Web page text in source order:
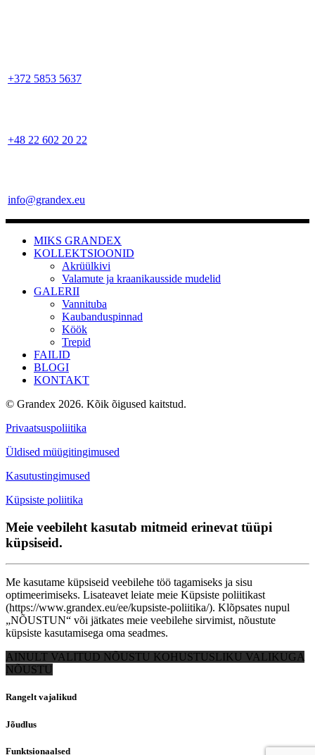
+372 5853 5637
+48 22 602 20 22
info@grandex.eu
MIKS GRANDEX
KOLLEKTSIOONID
Akrüülkivi
Valamute ja kraanikausside mudelid
GALERII
Vannituba
Kaubanduspinnad
Köök
Trepid
FAILID
BLOGI
KONTAKT
© Grandex 2026. Kõik õigused kaitstud.
Privaatsuspoliitika
Üldised müügitingimused
Kasutustingimused
Küpsiste poliitika
Meie veebileht kasutab mitmeid erinevat tüüpi
küpsiseid.
Me kasutame küpsiseid veebilehe töö tagamiseks ja sisu
optimeerimiseks. Lisateavet leiate meie Küpsiste poliitikast
(https://www.grandex.eu/ee/kupsiste-poliitika/). Klõpsates nupul
„NÕUSTUN“ või jätkates meie veebilehe sirvimist, nõustute
küpsiste kasutamisega oma seadmes.
AINULT VALITUD NÕUSTU KOHUSTUSLIKU VALIKUGA
NÕUSTU
Rangelt vajalikud
Jõudlus
Funktsionaalsed